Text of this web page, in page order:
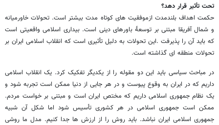
تحت تأثیر قرار دهد؟
حکمت اهداف بلندمدت ازموفقیت های کوتاه مدت بیشتر است. تحولات خاورمیانه
و شمال آفریقا مبتنی بر توسعۀ باورهای دینی است. بیداری اسلامی واقعیتی است
که باید آن را پذیرفت .این تحولات به دلیل تأثیری است که انقلاب اسلامی ایران بر
تحولات منطقه ای گذاشته است.
در مباحث سیاسی باید این دو مقوله را از یکدیگر تفکیک کرد. یک انقلاب اسلامی
داریم که در ایران به وقوع پیوست و در هر جایی از دنیا ممکن است تجربه شود و
یک نظام جمهوری اسلامی داریم که مختص ایران است و مبتنی بر خواست مردم.
ممکن است جمهوری اسلامی در هر کشوری تأسیس شود اما شکل آن شبیه
جمهوری اسلامی ایران نباشد. باید روش را از ارزش ها جدا کنیم. مدل ما روشی